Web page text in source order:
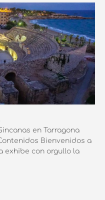
en Tarragona
Bienvenidos a
exhibe con orgullo la